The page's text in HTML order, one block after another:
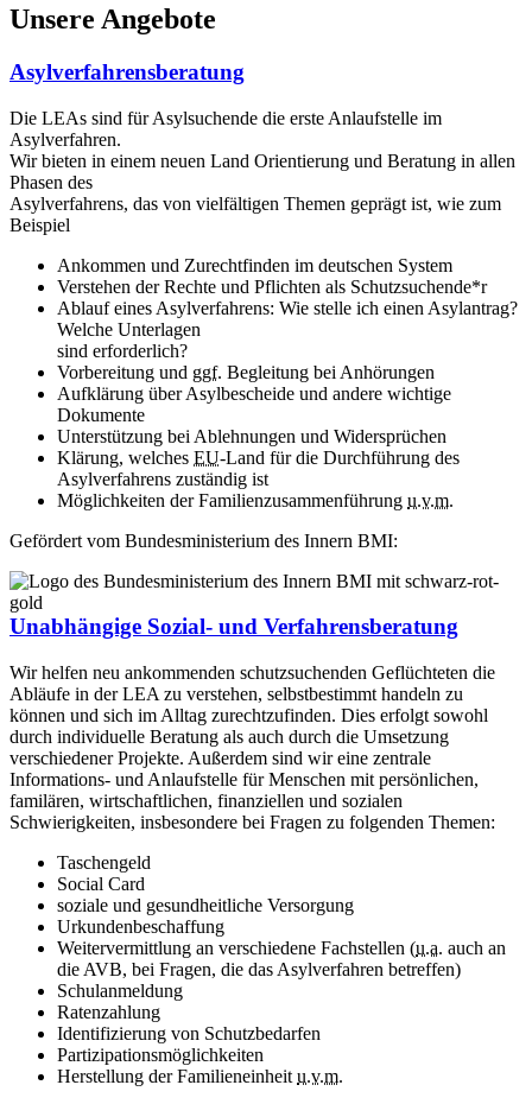
Unsere Angebote
Asylverfahrensberatung
Die LEAs sind für Asylsuchende die erste Anlaufstelle im
Asylverfahren.
Wir bieten in einem neuen Land Orientierung und Beratung in allen
Phasen des
Asylverfahrens, das von vielfältigen Themen geprägt ist, wie zum
Beispiel
Ankommen und Zurechtfinden im deutschen System
Verstehen der Rechte und Pflichten als Schutzsuchende*r
Ablauf eines Asylverfahrens: Wie stelle ich einen Asylantrag?
Welche Unterlagen
sind erforderlich?
Vorbereitung und ggf. Begleitung bei Anhörungen
Aufklärung über Asylbescheide und andere wichtige
Dokumente
Unterstützung bei Ablehnungen und Widersprüchen
Klärung, welches EU-Land für die Durchführung des
Asylverfahrens zuständig ist
Möglichkeiten der Familienzusammenführung u.v.m.
Gefördert vom Bundesministerium des Innern BMI:
Unabhängige Sozial- und Verfahrensberatung
Wir helfen neu ankommenden schutzsuchenden Geflüchteten die
Abläufe in der LEA zu verstehen, selbstbestimmt handeln zu
können und sich im Alltag zurechtzufinden. Dies erfolgt sowohl
durch individuelle Beratung als auch durch die Umsetzung
verschiedener Projekte. Außerdem sind wir eine zentrale
Informations- und Anlaufstelle für Menschen mit persönlichen,
familären, wirtschaftlichen, finanziellen und sozialen
Schwierigkeiten, insbesondere bei Fragen zu folgenden Themen:
Taschengeld
Social Card
soziale und gesundheitliche Versorgung
Urkundenbeschaffung
Weitervermittlung an verschiedene Fachstellen (u.a. auch an
die AVB, bei Fragen, die das Asylverfahren betreffen)
Schulanmeldung
Ratenzahlung
Identifizierung von Schutzbedarfen
Partizipationsmöglichkeiten
Herstellung der Familieneinheit u.v.m.